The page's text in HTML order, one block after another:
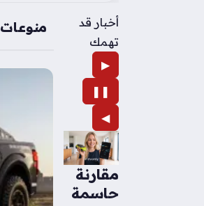
أخبار قد
تهمك
▶
❚❚
◀
مقارنة
حاسمة
منوعات